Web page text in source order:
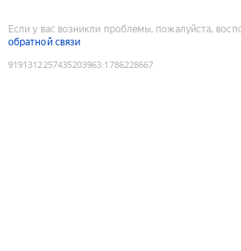
Если у вас возникли проблемы, пожалуйста,
обратной связи
9191312257435203963:1786228667